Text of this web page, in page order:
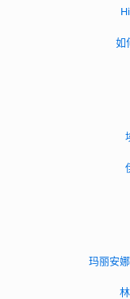
如
玛丽安